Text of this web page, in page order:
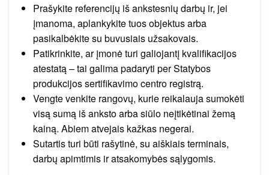
Prašykite referencijų iš ankstesnių darbų ir, jei
įmanoma, aplankykite tuos objektus arba
pasikalbėkite su buvusiais užsakovais.
Patikrinkite, ar įmonė turi galiojantį kvalifikacijos
atestatą – tai galima padaryti per Statybos
produkcijos sertifikavimo centro registrą.
Vengte venkite rangovų, kurie reikalauja sumokėti
visą sumą iš anksto arba siūlo neįtikėtinai žemą
kainą. Abiem atvejais kažkas negerai.
Sutartis turi būti rašytinė, su aiškiais terminais,
darbų apimtimis ir atsakomybės sąlygomis.